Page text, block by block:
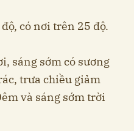
có nơi trên 25 độ.
sáng sớm có sương
trưa chiều giảm
và sáng sớm trời